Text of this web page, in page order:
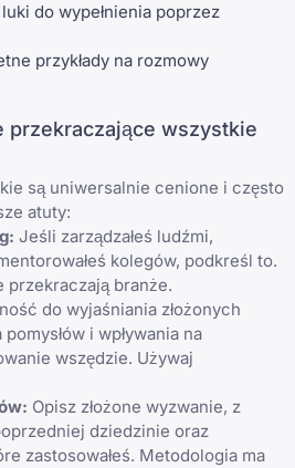
do wypełnienia poprzez
przykłady na rozmowy
przekraczające wszystkie
są uniwersalnie cenione i często
atuty:
Jeśli zarządzałeś ludźmi,
kolegów, podkreśl to.
przekraczają branże.
do wyjaśniania złożonych
i wpływania na
wszędzie. Używaj
Opisz złożone wyzwanie, z
dziedzinie oraz
zastosowałeś. Metodologia ma